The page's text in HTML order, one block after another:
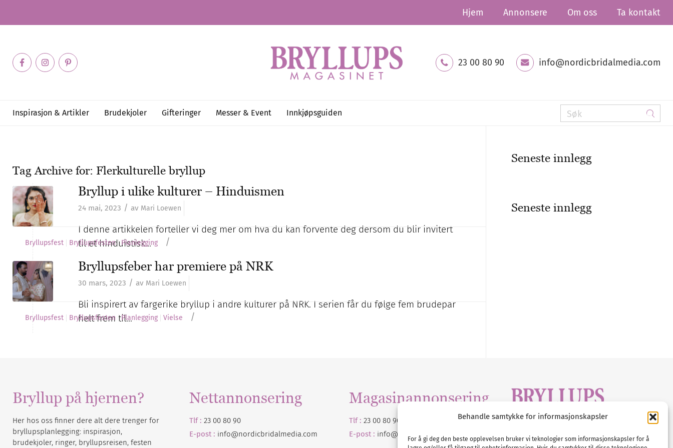
Behandle samtykke for informasjonskapsler
For å gi deg den beste opplevelsen bruker vi teknologier som informasjonskapsler for å
Hjem Annonsere Om oss Ta kontakt
23 00 80 90 info@nordicbridalmedia.com
Inspirasjon & Artikler Brudekjoler Gifteringer Messer & Event Innkjøpsguiden
Tag Archive for: Flerkulturelle bryllup
Bryllup i ulike kulturer – Hinduismen
24 mai, 2023 / av Mari Loewen
I denne artikkelen forteller vi deg mer om hva du kan forvente deg dersom du blir invitert
til et hinduistisk…
Bryllupsfest Bryllupsfesten Planlegging /
Bryllupsfeber har premiere på NRK
30 mars, 2023 / av Mari Loewen
Bli inspirert av fargerike bryllup i andre kulturer på NRK. I serien får du følge fem brudepar
helt frem til…
Bryllupsfest Bryllupsfesten Planlegging Vielse /
Seneste innlegg
Seneste innlegg
Bryllup på hjernen?
Her hos oss finner dere alt dere trenger for
bryllupsplanlegging: inspirasjon,
brudekjoler, ringer, bryllupsreisen, festen
Nettannonsering
Tlf : 23 00 80 90
E-post : info@nordicbridalmedia.com
Magasinannonsering
Tlf : 23 00 80 90
E-post : info@ nordicbridalmedia
E-post :info@nordicbridalmedia.com